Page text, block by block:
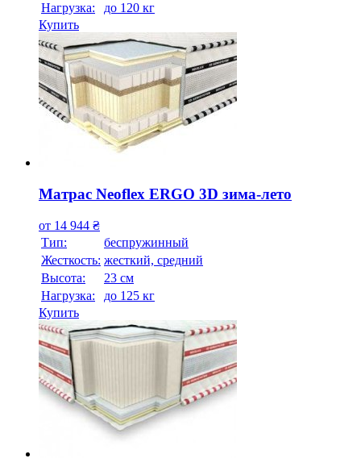
Нагрузка:
до 120 кг
Купить
Матрас Neoflex ERGO 3D зима-лето
от 14 944 ₴
Тип:
беспружинный
Жесткость: жесткий, средний
Высотa:
23 см
Нагрузка:
до 125 кг
Купить